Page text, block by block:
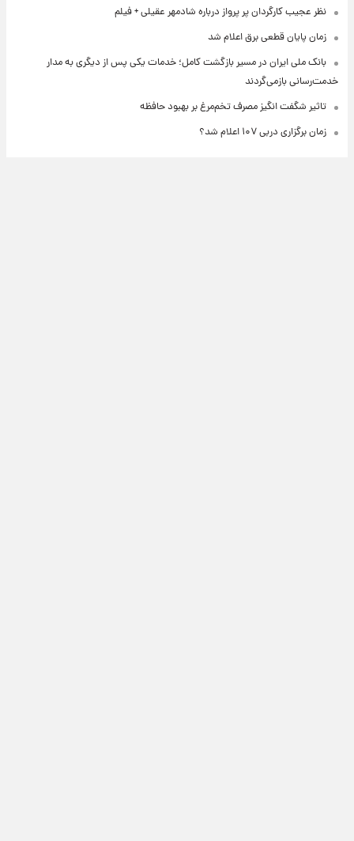
نظر عجیب کارگردان پر پرواز درباره شادمهر عقیلی + فیلم
زمان پایان قطعی برق اعلام شد
بانک ملی ایران در مسیر بازگشت کامل؛ خدمات یکی پس از دیگری به مدار
خدمت‌رسانی بازمی‌گردند
تاثیر شگفت انگیز مصرف تخم‌مرغ بر بهبود حافظه
زمان برگزاری دربی ۱۰۷ اعلام شد؟